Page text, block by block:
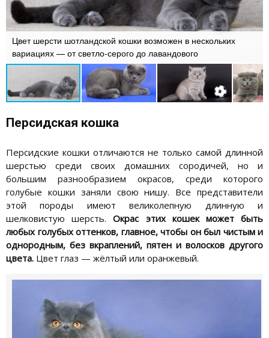
Цвет шерсти шотландской кошки возможен в нескольких
вариациях — от светло-серого до лавандового
Персидская кошка
Персидские кошки отличаются не только самой длинной
шерстью среди своих домашних сородичей, но и
большим разнообразием окрасов, среди которого
голубые кошки заняли свою нишу. Все представители
этой породы имеют великолепную длинную и
шелковистую шерсть.Окрас этих кошек может быть
любых голубых оттенков, главное, чтобы он был чистым и
однородным, без вкраплений, пятен и волосков другого
цвета. Цвет глаз — жёлтый или оранжевый.